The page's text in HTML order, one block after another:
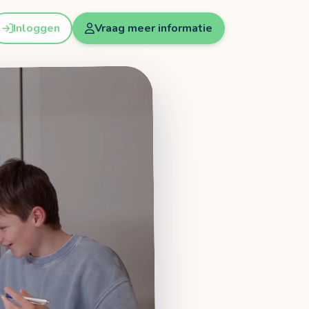
Inloggen Vraag meer informatie